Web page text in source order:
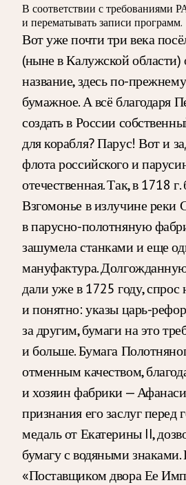
В соответствии с требованиями
и перематывать записи программ.
Вот уже почти три века
(ныне в Калужской области)
название, здесь по-
бумажное. А всё благодаря
создать в России
для корабля? Парус! Вот и
флота российского и
отечественная. Так, в 1718
Взгомонье в излучине реки
в парусно-полотняную
зашумела станками и еще
мануфактура.
дали уже в 1725 году,
и понятно: указы царь-
за другим, бумаги на это
и больше. Бумага
отменным качеством,
и хозяин фабрики —
признания его заслуг перед
медаль от Екатерины II,
бумагу с водяными знаками.
«Поставщиком двора Ее